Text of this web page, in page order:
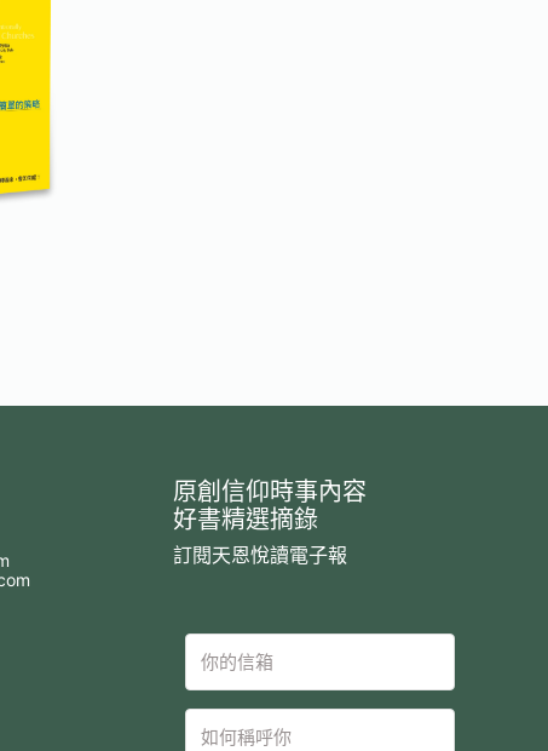
原創信仰時事內容
好書精選摘錄
訂閱天恩悅讀電子報